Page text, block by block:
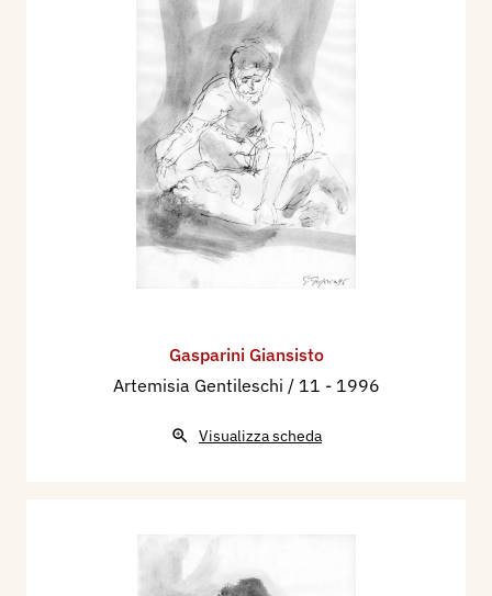
Gasparini Giansisto
Artemisia Gentileschi / 11 - 1996
Visualizza scheda